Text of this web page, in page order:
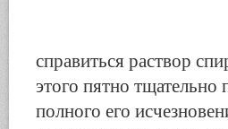
справиться раствор
этого пятно
полного его